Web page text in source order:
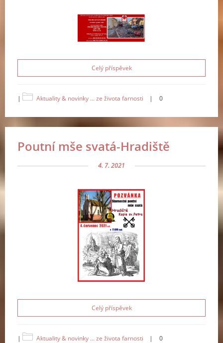
Celý příspěvek
| Aktuality & novinky ... ze života farnosti | 0
Poutní mše svatá-Hradiště
4. 7. 2021
Celý příspěvek
| Aktuality & novinky ... ze života farnosti | 0